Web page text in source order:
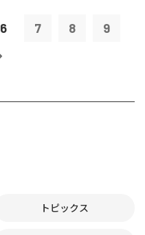
6 7 8 9
トピックス